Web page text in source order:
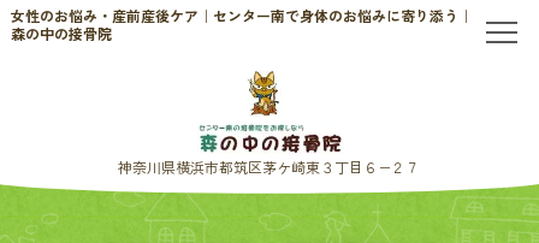
女性のお悩み・産前産後ケア｜センター南で身体のお悩みに寄り添う｜
森の中の接骨院
神奈川県横浜市都筑区茅ケ崎東３丁目６−２７
当院について
初めての方へ